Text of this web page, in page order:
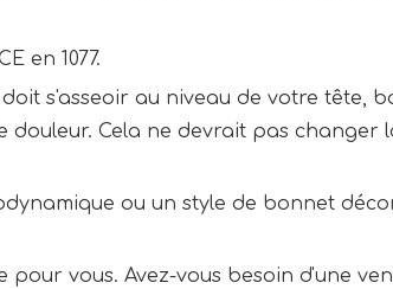
en 1077.
s'asseoir au niveau de votre tête,
Cela ne devrait pas changer
ou un style de bonnet
vous. Avez-vous besoin d'une